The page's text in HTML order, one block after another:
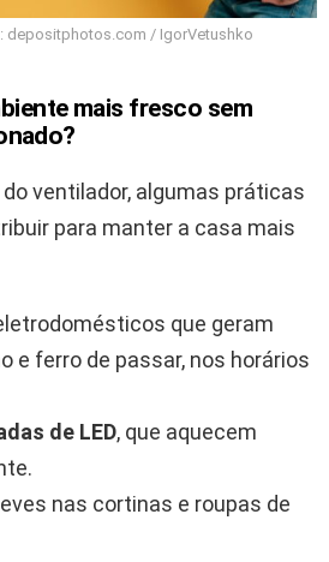
depositphotos.com / IgorVetushko
mais fresco sem
ventilador, algumas práticas
para manter a casa mais
que geram
e ferro de passar, nos horários
de LED, que aquecem
nas cortinas e roupas de